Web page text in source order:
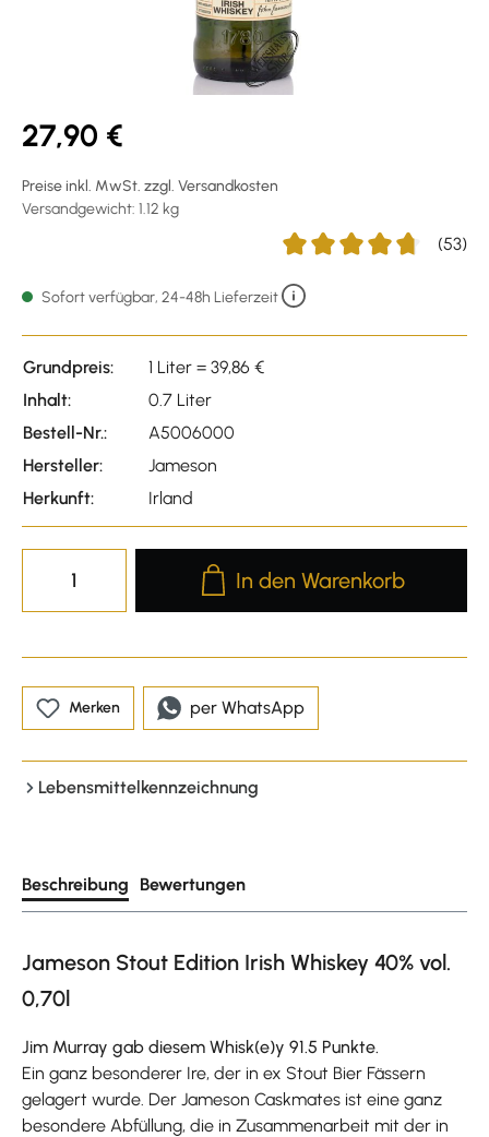
27,90 €
Preise inkl. MwSt. zzgl. Versandkosten
Versandgewicht: 1.12 kg
(53)
Sofort verfügbar, 24-48h Lieferzeit
Grundpreis:
1 Liter = 39,86 €
Inhalt:
0.7 Liter
Bestell-Nr.:
A5006000
Hersteller:
Jameson
Herkunft:
Irland
Produkt Anzahl: Gib den
In den Warenkorb
Merken per WhatsApp
Lebensmittelkennzeichnung
Beschreibung Bewertungen
Jameson Stout Edition Irish Whiskey 40% vol.
0,70l
Jim Murray gab diesem Whisk(e)y 91.5 Punkte.
Ein ganz besonderer Ire, der in ex Stout Bier Fässern
gelagert wurde. Der Jameson Caskmates ist eine ganz
besondere Abfüllung, die in Zusammenarbeit mit der in